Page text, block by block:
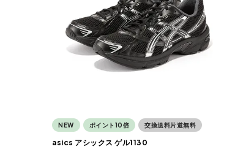
NEW ポイント10倍 交換送料片道無料
asics アシックス ゲル1130